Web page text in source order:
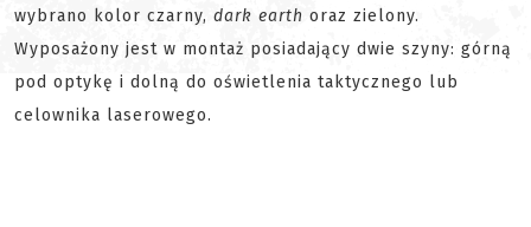
wybrano kolor czarny, dark earth oraz zielony.
Wyposażony jest w montaż posiadający dwie szyny: górną
pod optykę i dolną do oświetlenia taktycznego lub
celownika laserowego.